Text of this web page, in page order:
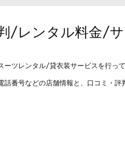
/レンタル料金/
ツレンタル/貸衣装サービスを行って
番号などの店舗情報と、口コミ・評